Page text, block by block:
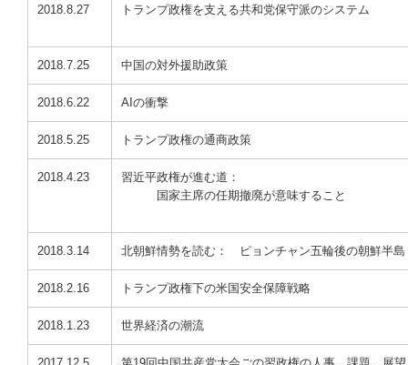
2018.8.27 トランプ政権を支える共和党保守派のシステム
2018.7.25 中国の対外援助政策
2018.6.22 AIの衝撃
2018.5.25 トランプ政権の通商政策
2018.4.23
習近平政権が進む道：
国家主席の任期撤廃が意味すること
2018.3.14 北朝鮮情勢を読む： ピョンチャン五輪後の朝鮮半島
2018.2.16 トランプ政権下の米国安全保障戦略
2018.1.23 世界経済の潮流